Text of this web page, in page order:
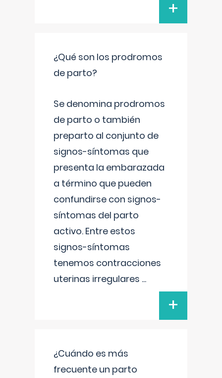
+
¿Qué son los prodromos
de parto?
Se denomina prodromos
de parto o también
preparto al conjunto de
signos-síntomas que
presenta la embarazada
a término que pueden
confundirse con signos-
síntomas del parto
activo. Entre estos
signos-síntomas
tenemos contracciones
uterinas irregulares ...
+
¿Cuándo es más
frecuente un parto